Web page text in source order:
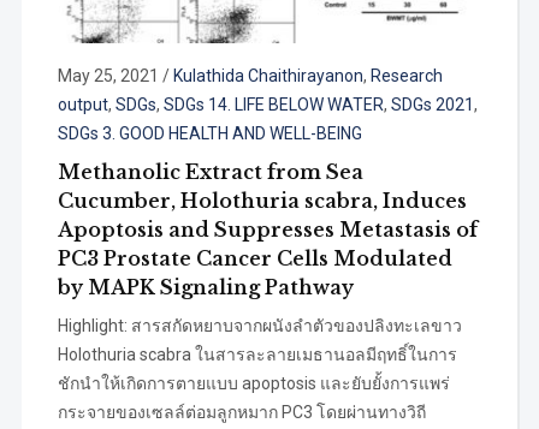
May 25, 2021 / Kulathida Chaithirayanon, Research
output, SDGs, SDGs 14. LIFE BELOW WATER, SDGs 2021,
SDGs 3. GOOD HEALTH AND WELL-BEING
Methanolic Extract from Sea
Cucumber, Holothuria scabra, Induces
Apoptosis and Suppresses Metastasis of
PC3 Prostate Cancer Cells Modulated
by MAPK Signaling Pathway
Highlight: สารสกัดหยาบจากผนังลำตัวของปลิงทะเลขาว
Holothuria scabra ในสารละลายเมธานอลมีฤทธิ์ในการ
ชักนำให้เกิดการตายแบบ apoptosis และยับยั้งการแพร่
กระจายของเซลล์ต่อมลูกหมาก PC3 โดยผ่านทางวิถี